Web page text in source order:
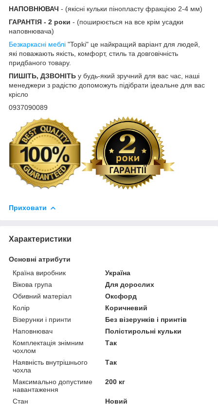
НАПОВНЮВАЧ - (якісні кульки пінопласту фракцією 2-4 мм)
ГАРАНТІЯ - 2 роки - (поширюється на все крім усадки
наповнювача)
Безкаркасні меблі "Topki" це найкращий варіант для людей,
які поважають якість, комфорт, стиль та довговічність
придбаного товару.
ПИШІТЬ, ДЗВОНІТЬ у будь-який зручний для вас час, наші
менеджери з радістю допоможуть підібрати ідеальне для вас
крісло
0937090089
Приховати
Характеристики
Основні атрибути
Країна виробник
Україна
Вікова група
Для дорослих
Обивний матеріал
Оксфорд
Колір
Коричневий
Візерунки і принти
Без візерунків і принтів
Наповнювач
Полістирольні кульки
Комплектація знімним
чохлом
Так
Наявність внутрішнього
чохла
Так
Максимально допустиме
навантаження
200 кг
Стан
Новий